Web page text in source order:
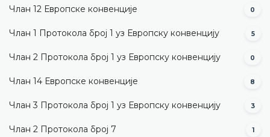
Члан 12 Европске конвенције 0
Члан 1 Протокола број 1 уз Европску конвенцију 5
Члан 2 Протокола број 1 уз Европску конвенцију 0
Члан 14 Европске конвенције 8
Члан 3 Протокола број 1 уз Европску конвенцију 3
Члан 2 Протокола број 7 1